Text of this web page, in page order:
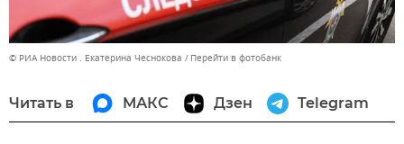
© РИА Новости . Екатерина Чеснокова Перейти в фотобанк
Читать в МАКС Дзен Telegram